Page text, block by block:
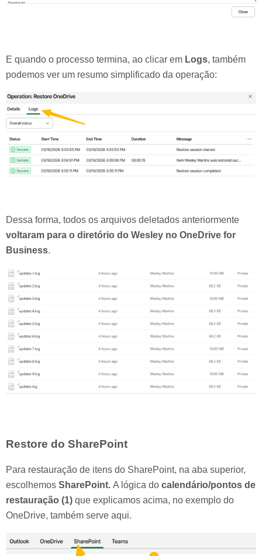
E quando o processo termina, ao clicar em Logs, também
podemos ver um resumo simplificado da operação:
Dessa forma, todos os arquivos deletados anteriormente
voltaram para o diretório do Wesley no OneDrive for
Business.
Restore do SharePoint
Para restauração de itens do SharePoint, na aba superior,
escolhemos SharePoint. A lógica do calendário/pontos de
restauração (1) que explicamos acima, no exemplo do
OneDrive, também serve aqui.